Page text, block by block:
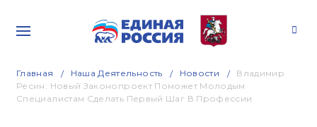
Главная Наша Деятельность Новости
Владимир
Ресин: Новый Законопроект Поможет Молодым
Специалистам Сделать Первый Шаг В Профессии